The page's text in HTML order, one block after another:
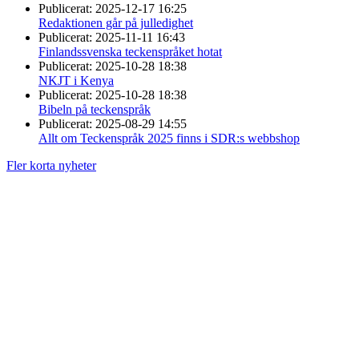
Publicerat: 2025-12-17 16:25
Redaktionen går på julledighet
Publicerat: 2025-11-11 16:43
Finlandssvenska teckenspråket hotat
Publicerat: 2025-10-28 18:38
NKJT i Kenya
Publicerat: 2025-10-28 18:38
Bibeln på teckenspråk
Publicerat: 2025-08-29 14:55
Allt om Teckenspråk 2025 finns i SDR:s webbshop
Fler korta nyheter